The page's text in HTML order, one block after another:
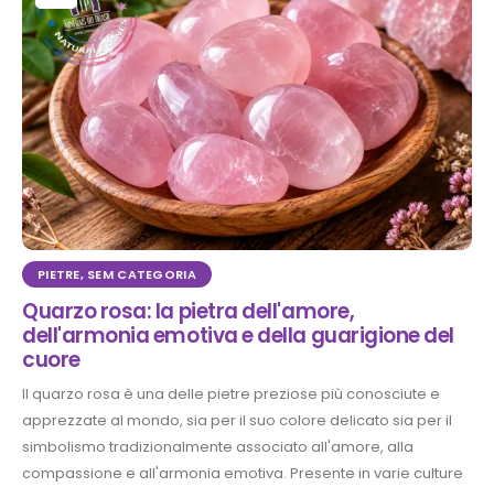
PIETRE, SEM CATEGORIA
Quarzo rosa: la pietra dell'amore,
dell'armonia emotiva e della guarigione del
cuore
Il quarzo rosa è una delle pietre preziose più conosciute e
apprezzate al mondo, sia per il suo colore delicato sia per il
simbolismo tradizionalmente associato all'amore, alla
compassione e all'armonia emotiva. Presente in varie culture